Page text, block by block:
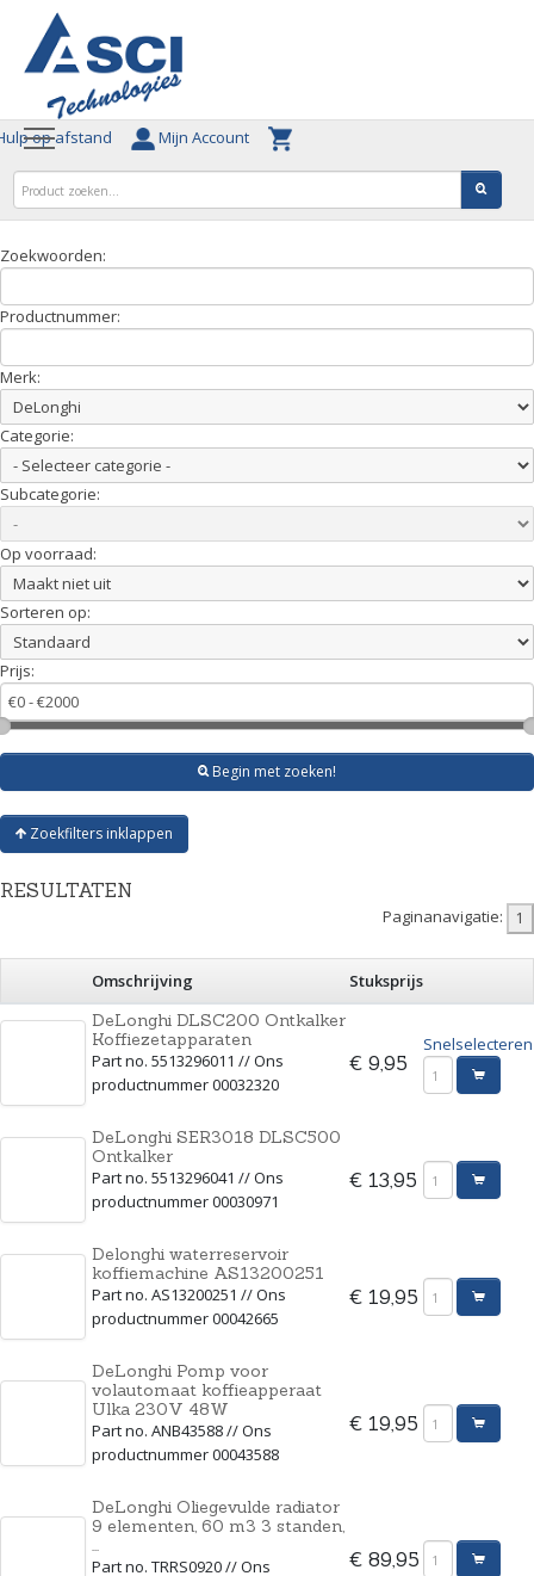
op afstand Mijn Account
Zoekwoorden:
Productnummer:
Merk:
Categorie:
Subcategorie:
Op voorraad:
Sorteren op:
Prijs:
Begin met zoeken!
Zoekfilters inklappen
RESULTATEN
Paginanavigatie:
Omschrijving
Stuksprijs
DeLonghi DLSC200 Ontkalker
Koffiezetapparaten
Part no. 5513296011 // Ons
productnummer 00032320
€ 9,95
Snelselecteren
DeLonghi SER3018 DLSC500
Ontkalker
Part no. 5513296041 // Ons
productnummer 00030971
€ 13,95
Delonghi waterreservoir
koffiemachine AS13200251
Part no. AS13200251 // Ons
productnummer 00042665
€ 19,95
DeLonghi Pomp voor
volautomaat koffieapperaat
Ulka 230V 48W
Part no. ANB43588 // Ons
productnummer 00043588
€ 19,95
DeLonghi Oliegevulde radiator
9 elementen, 60 m3 3 standen,
...
Part no. TRRS0920 // Ons
€ 89,95